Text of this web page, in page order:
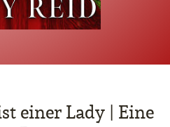
einer Lady | Eine